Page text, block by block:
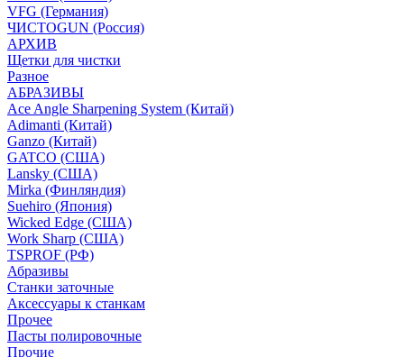
VFG (Германия)
ЧИСТОGUN (Россия)
АРХИВ
Щетки для чистки
Разное
АБРАЗИВЫ
Ace Angle Sharpening System (Китай)
Adimanti (Китай)
Ganzo (Китай)
GATCO (США)
Lansky (США)
Mirka (Финляндия)
Suehiro (Япония)
Wicked Edge (США)
Work Sharp (США)
TSPROF (РФ)
Абразивы
Станки заточные
Аксессуары к станкам
Прочее
Пасты полировочные
Прочие